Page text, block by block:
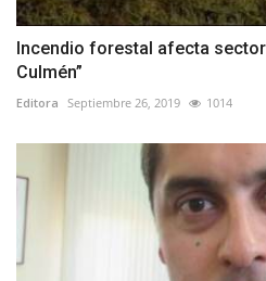
Incendio forestal afecta sector
Culmén”
Editora Septiembre 26, 2019 1014